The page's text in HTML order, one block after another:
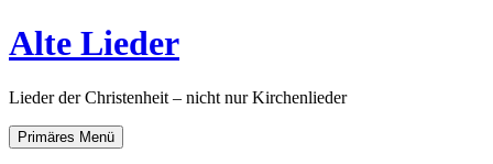
Zum
Inhalt
Alte Lieder
Lieder der Christenheit – nicht nur Kirchenlieder
Primäres Menü